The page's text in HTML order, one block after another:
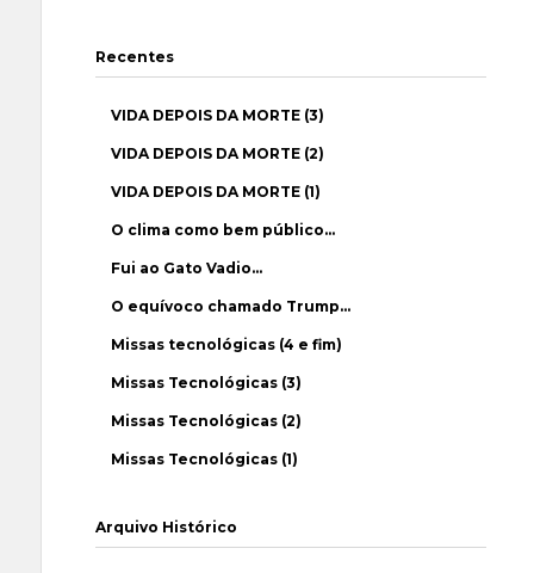
Recentes
VIDA DEPOIS DA MORTE (3)
VIDA DEPOIS DA MORTE (2)
VIDA DEPOIS DA MORTE (1)
O clima como bem público…
Fui ao Gato Vadio…
O equívoco chamado Trump…
Missas tecnológicas (4 e fim)
Missas Tecnológicas (3)
Missas Tecnológicas (2)
Missas Tecnológicas (1)
Arquivo Histórico